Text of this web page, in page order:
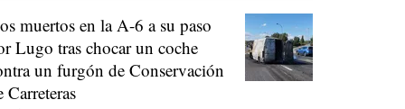
muertos en la A-6 a su paso
Lugo tras chocar un coche
un furgón de Conservación
Carreteras